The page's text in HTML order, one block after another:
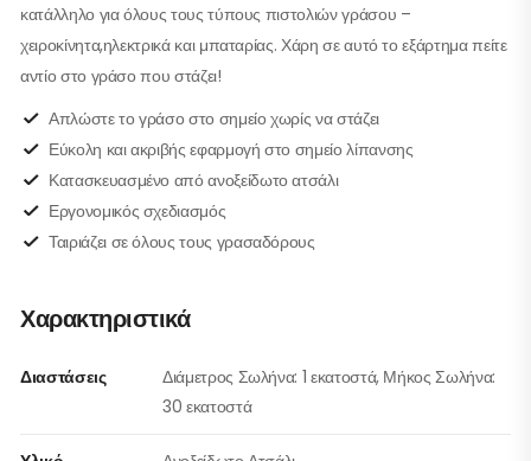
κατάλληλο για όλους τους τύπους πιστολιών γράσου –
χειροκίνητα,ηλεκτρικά και μπαταρίας. Χάρη σε αυτό το εξάρτημα πείτε
αντίο στο γράσο που στάζει!
Απλώστε το γράσο στο σημείο χωρίς να στάζει
Εύκολη και ακριβής εφαρμογή στο σημείο λίπανσης
Κατασκευασμένο από ανοξείδωτο ατσάλι
Εργονομικός σχεδιασμός
Ταιριάζει σε όλους τους γρασαδόρους
Χαρακτηριστικά
Διαστάσεις
Διάμετρος Σωλήνα: 1 εκατοστά, Μήκος Σωλήνα:
30 εκατοστά